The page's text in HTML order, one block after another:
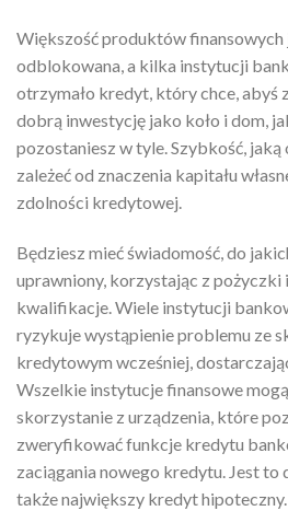
Większość produktów
odblokowana, a kilka instytucji
otrzymało kredyt, który chce, abyś
dobrą inwestycję jako koło i dom,
pozostaniesz w tyle. Szybkość, jaką
zależeć od znaczenia kapitału
zdolności kredytowej.
Będziesz mieć świadomość, do
uprawniony, korzystając z
kwalifikacje. Wiele instytucji
ryzykuje wystąpienie problemu ze
kredytowym wcześniej,
Wszelkie instytucje finansowe
skorzystanie z urządzenia, które
zweryfikować funkcje kredytu
zaciągania nowego kredytu. Jest to
także największy kredyt hipoteczny.